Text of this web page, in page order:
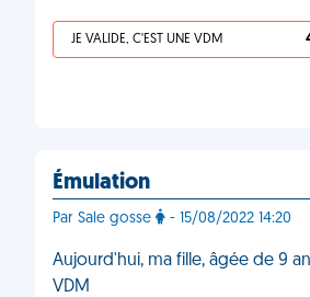
JE VALIDE, C'EST UNE VDM
Émulation
Par Sale gosse - 15/08/2022 14:20
Aujourd'hui, ma fille, âgée de 9
VDM